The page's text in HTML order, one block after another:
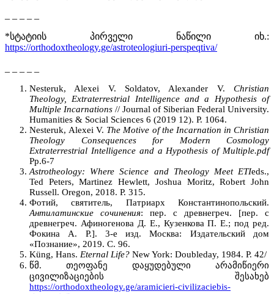
*სტატიის პირველი ნაწილი იხ.:
https://orthodoxtheology.ge/astroteologiuri-perspeqtiva/
Nesteruk, Alexei V. Soldatov, Alexander V. Christian
Theology, Extraterrestrial Intelligence and a Hypothesis of
Multiple Incarnations // Journal of Siberian Federal University.
Humanities & Social Sciences 6 (2019 12). P. 1064.
Nesteruk, Аlexei V. The Motive of the Incarnation in Christian
Theology Consequences for Modern Cosmology
Extraterrestrial Intelligence and a Hypothesis of Multiple.pdf
Pp.6-7
Astrotheology: Where Science and Theology Meet ETIeds.,
Ted Peters, Martinez Hewlett, Joshua Moritz, Robert John
Russell. Oregon, 2018. P. 315.
Фотий, святитель, Патриарх Константинопольский.
Антилатинские сочинения: пер. с древнегреч. [пер. с
древнегреч. Афиногенова Д. Е., Кузенкова П. Е.; под ред.
Фокина А. Р.]. 3-e изд. Москва: Издательский дом
«Познание», 2019. С. 96.
Küng, Hans. Eternal Life? New York: Doubleday, 1984. P. 42/
წმ. თეოფანე დაყუდებული არამიწიერი
ცივილიზაციების შესახებ
https://orthodoxtheology.ge/aramicieri-civilizaciebis-